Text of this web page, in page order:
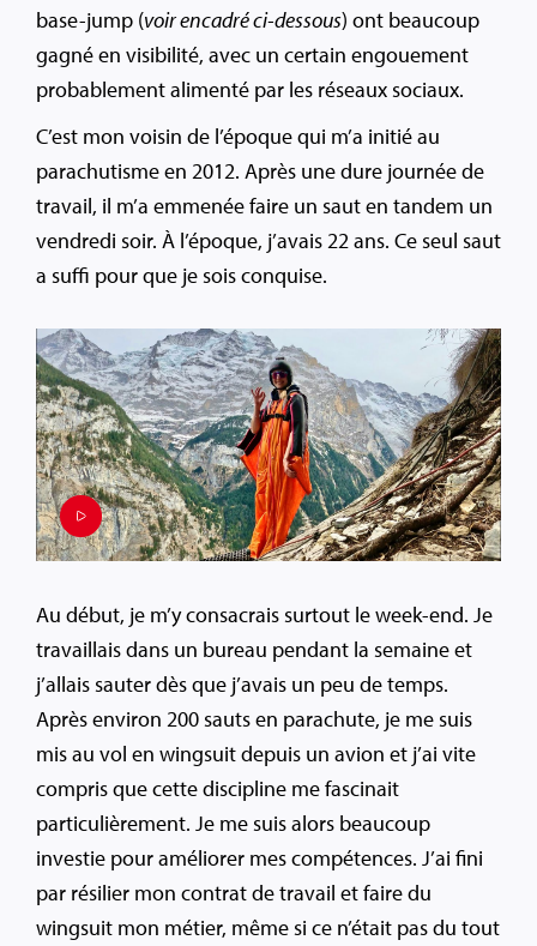
base-jump (voir encadré ci-dessous) ont beaucoup
gagné en visibilité, avec un certain engouement
probablement alimenté par les réseaux sociaux.
C’est mon voisin de l’époque qui m’a initié au
parachutisme en 2012. Après une dure journée de
travail, il m’a emmenée faire un saut en tandem un
vendredi soir. À l’époque, j’avais 22 ans. Ce seul saut
a suffi pour que je sois conquise.
Au début, je m’y consacrais surtout le week-end. Je
travaillais dans un bureau pendant la semaine et
j’allais sauter dès que j’avais un peu de temps.
Après environ 200 sauts en parachute, je me suis
mis au vol en wingsuit depuis un avion et j’ai vite
compris que cette discipline me fascinait
particulièrement. Je me suis alors beaucoup
investie pour améliorer mes compétences. J’ai fini
par résilier mon contrat de travail et faire du
wingsuit mon métier, même si ce n’était pas du tout